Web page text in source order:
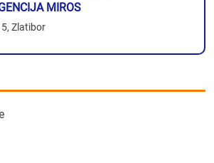
MIROS
Zlatibor